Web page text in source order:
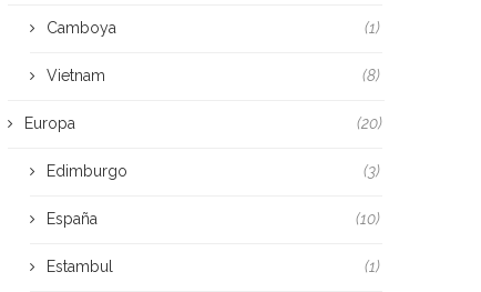
Camboya (1)
Vietnam (8)
Europa (20)
Edimburgo (3)
España (10)
Estambul (1)